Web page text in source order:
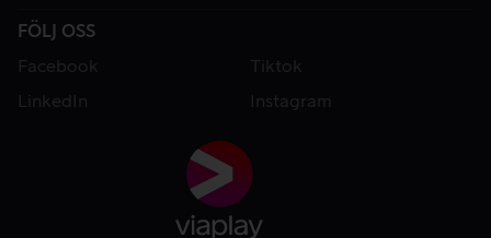
FÖLJ OSS
Facebook
Tiktok
LinkedIn
Instagram